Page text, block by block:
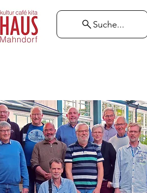
Suche...